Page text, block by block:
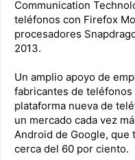
Communication
teléfonos con Firefox
procesadores
2013.
Un amplio apoyo de
fabricantes de
plataforma nueva de
un mercado cada vez
Android de Google, que
cerca del 60 por ciento.